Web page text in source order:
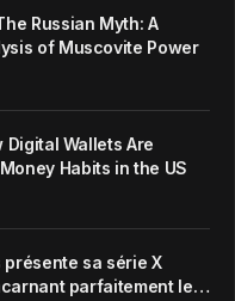
Russian Myth: A
of Muscovite Power
Digital Wallets Are
Habits in the US
sa série X
parfaitement le